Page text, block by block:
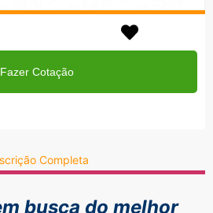
Fazer Cotação
Completa
busca do melhor